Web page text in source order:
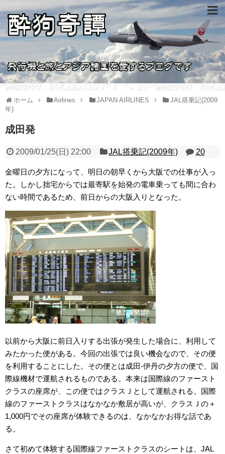
ホーム Airlines JAPAN AIRLINES
JAL搭乗記(2009
年)
成田発
2009/01/25(日) 22:00 JAL搭乗記(2009年) 20
金曜日の夕方になって、明日の朝早くから大阪での仕事が入っ
た。しかし拙宅からでは最寄駅を始発の電車乗っても間に合わ
ない時間であるため、前日からの大阪入りとなった。
以前から大阪に前日入りする出張が発生した場合に、利用して
みたかった便がある。今回の出張では良い機会なので、その便
を利用することにした。その便とは成田-伊丹の夕方の便で、国
際線機材で運航されるものである。本来は国際線のファースト
クラスの座席が、この便ではクラスＪとして運航される。国際
線のファーストクラスはなかなか敷居が高いが、クラスＪの＋
1,000円でその座席が体験できるのは、なかなかお得な話であ
る。
さて初めて体験する国際線ファーストクラスのシートは、JAL